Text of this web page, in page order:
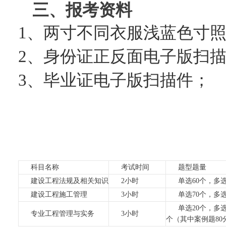
三、报考资料
1、两寸不同衣服浅蓝色寸
2、身份证正反面电子版扫
3、毕业证电子版扫描件；
科目名称 考试时间
题型题量
建设工程法规及相关知识
2小时
单选60个，多
建设工程施工管理
3小时 单选70个，多
专业工程管理与实务 3小时
单选20个，多
个（其中案例题80